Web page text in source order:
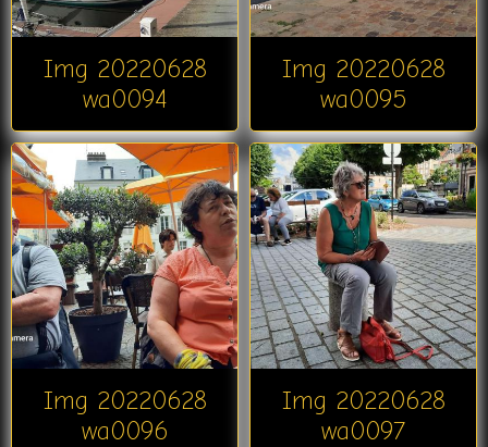
Img 20220628
wa0094
Img 20220628
wa0095
Img 20220628
wa0096
Img 20220628
wa0097